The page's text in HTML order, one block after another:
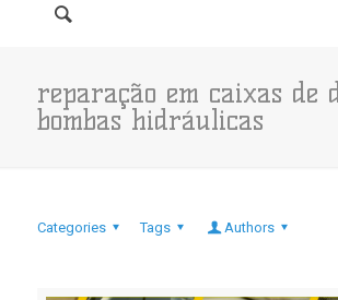
reparação em caixas de
bombas hidráulicas
Categories Tags Authors